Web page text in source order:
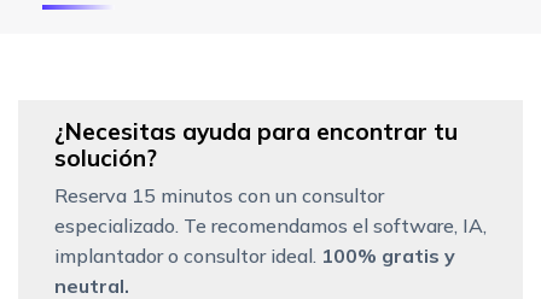
¿Necesitas ayuda para encontrar tu
solución?
Reserva 15 minutos con un consultor
especializado. Te recomendamos el software, IA,
implantador o consultor ideal. 100% gratis y
neutral.